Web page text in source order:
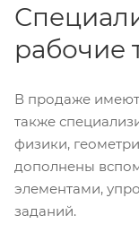
рабочие
В продаже
также
физики,
дополнены
элементами,
заданий.